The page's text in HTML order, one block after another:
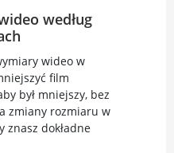
według
wideo w
film
był mniejszy, bez
zmiany rozmiaru w
znasz dokładne